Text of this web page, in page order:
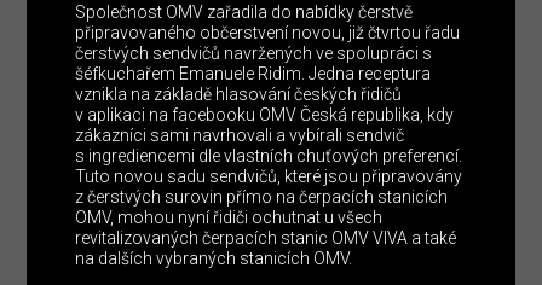
Společnost OMV zařadila do nabídky čerstvě
připravovaného občerstvení novou, již čtvrtou řadu
čerstvých sendvičů navržených ve spolupráci s
šéfkuchařem Emanuele Ridim. Jedna receptura
vznikla na základě hlasování českých řidičů
v aplikaci na facebooku OMV Česká republika, kdy
zákazníci sami navrhovali a vybírali sendvič
s ingrediencemi dle vlastních chuťových preferencí.
Tuto novou sadu sendvičů, které jsou připravovány
z čerstvých surovin přímo na čerpacích stanicích
OMV, mohou nyní řidiči ochutnat u všech
revitalizovaných čerpacích stanic OMV VIVA a také
na dalších vybraných stanicích OMV.